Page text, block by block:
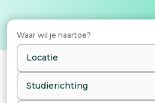
Waar wil je naartoe?
Locatie
Studierichting